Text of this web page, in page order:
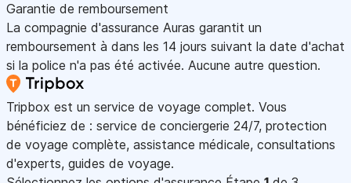
Garantie de remboursement
La compagnie d'assurance Auras garantit un
remboursement à dans les 14 jours suivant la date d'achat
si la police n'a pas été activée. Aucune autre question.
Tripbox est un service de voyage complet. Vous
bénéficiez de : service de conciergerie 24/7, protection
de voyage complète, assistance médicale, consultations
d'experts, guides de voyage.